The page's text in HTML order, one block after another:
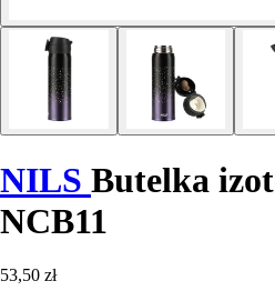
NILS Butelka
NCB11
53,50 zł